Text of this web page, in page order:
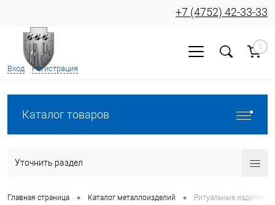
Вход Регистрация
+7 (4752) 42-33-33
0
Каталог товаров
Уточнить раздел
Главная страница • Каталог металлоизделий • Ритуальные изделия